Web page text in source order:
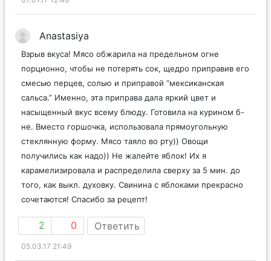
Anastasiya
Взрыв вкуса! Мясо обжарила на предельном огне
порционно, чтобы не потерять сок, щедро приправив его
смесью перцев, солью и приправой “мексиканская
сальса.” Именно, эта приправа дала яркий цвет и
насыщенный вкус всему блюду. Готовила на курином б-
не. Вместо горшочка, использовала прямоугольную
стеклянную форму. Мясо таяло во рту)) Овощи
получились как надо)) Не жалейте яблок! Их я
карамелизировала и распределила сверху за 5 мин. до
того, как выкл. духовку. Свинина с яблоками прекрасно
сочетаются! Спасибо за рецепт!
2 0 Ответить
05.03.17 21:49